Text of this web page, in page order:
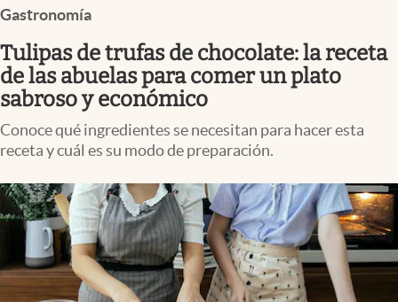
Gastronomía
Tulipas de trufas de chocolate: la receta
de las abuelas para comer un plato
sabroso y económico
Conoce qué ingredientes se necesitan para hacer esta
receta y cuál es su modo de preparación.